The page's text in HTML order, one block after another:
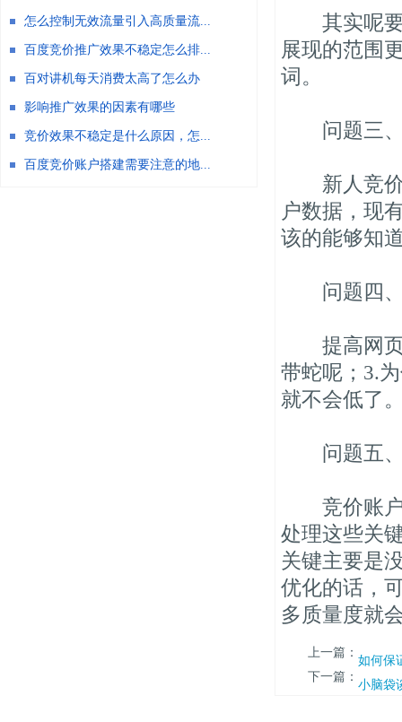
其实呢要
展现的范围
词。
问题三、
新人竞价
户数据，现
该的能够知
问题四、
提高网页
带蛇呢；3.
就不会低了
问题五、1
竞价账户
处理这些关
关键主要是
优化的话，
多质量度就
上一篇： 如何保
下一篇： 小脑袋
怎么控制无效流量引入高质量流...
百度竞价推广效果不稳定怎么排...
百对讲机每天消费太高了怎么办
影响推广效果的因素有哪些
竞价效果不稳定是什么原因，怎...
百度竞价账户搭建需要注意的地...